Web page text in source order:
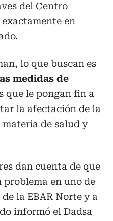
del Centro
en
lo que buscan es
medidas de
que le pongan fin a
la afectación de la
de salud y
dan cuenta de que
problema en uno de
la EBAR Norte y a
informó el Dadsa